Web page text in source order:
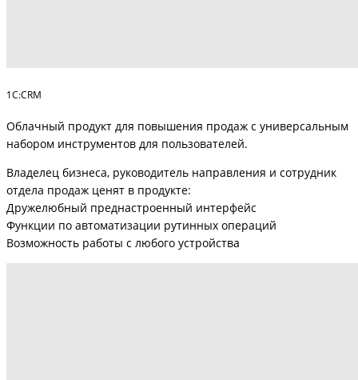
1C:CRM
Облачный продукт для повышения продаж с универсальным
набором инструментов для пользователей.
Владелец бизнеса, руководитель направления и сотрудник
отдела продаж ценят в продукте:
Дружелюбный преднастроенный интерфейс
Функции по автоматизации рутинных операций
Возможность работы с любого устройства